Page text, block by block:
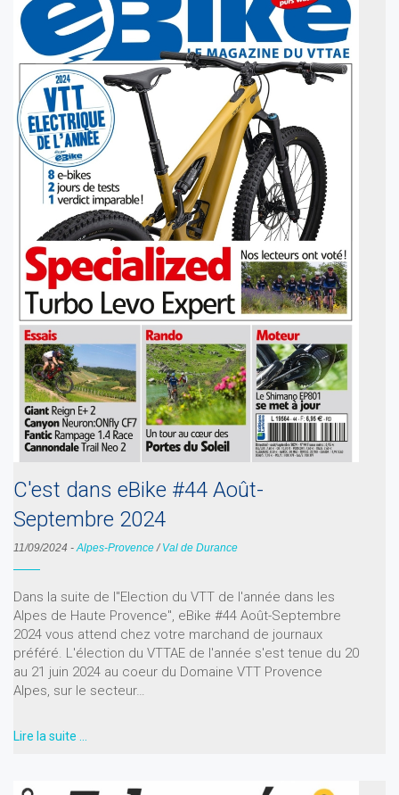
C'est dans eBike #44 Août-
Septembre 2024
11/09/2024 -Alpes-Provence/ Val de Durance
Dans la suite de l"Election du VTT de l'année dans les
Alpes de Haute Provence", eBike #44 Août-Septembre
2024 vous attend chez votre marchand de journaux
préféré. L'élection du VTTAE de l'année s'est tenue du 20
au 21 juin 2024 au coeur du Domaine VTT Provence
Alpes, sur le secteur…
Lire la suite …